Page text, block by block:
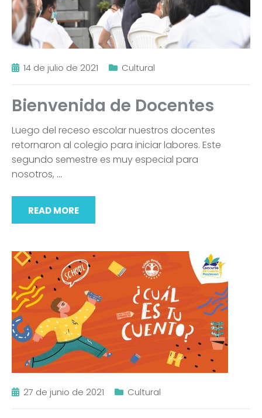
14 de julio de 2021 Cultural
Bienvenida de Docentes
Luego del receso escolar nuestros docentes
retornaron al colegio para iniciar labores. Este
segundo semestre es muy especial para
nosotros, …
READ MORE
27 de junio de 2021 Cultural